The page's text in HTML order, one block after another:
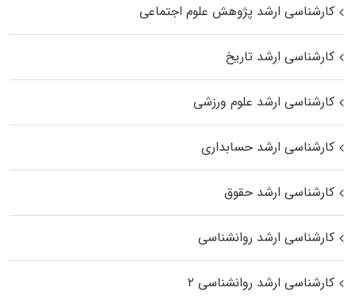
کارشناسی ارشد پژوهش علوم اجتماعی
کارشناسی ارشد تاریخ
کارشناسی ارشد علوم ورزشی
کارشناسی ارشد حسابداری
کارشناسی ارشد حقوق
کارشناسی ارشد روانشناسی
کارشناسی ارشد روانشناسی ۲